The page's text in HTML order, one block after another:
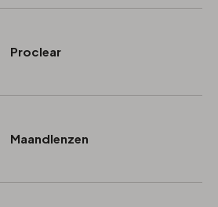
Proclear
Maandlenzen